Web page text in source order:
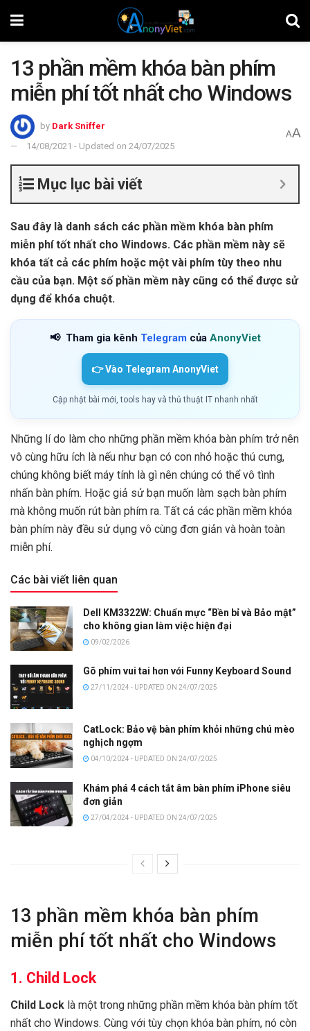
13 phần mềm khóa bàn phím
miễn phí tốt nhất cho Windows
by Dark Sniffer
14/08/2021 - Updated on 24/07/2025
AA
Mục lục bài viết
Sau đây là danh sách các phần mềm khóa bàn phím
miễn phí tốt nhất cho Windows. Các phần mềm này sẽ
khóa tất cả các phím hoặc một vài phím tùy theo nhu
cầu của bạn. Một số phần mềm này cũng có thể được sử
dụng để khóa chuột.
📢 Tham gia kênh Telegram của AnonyViet
👉 Vào Telegram AnonyViet
Cập nhật bài mới, tools hay và thủ thuật IT nhanh nhất
Những lí do làm cho những phần mềm khóa bàn phím trở nên
vô cùng hữu ích là nếu như bạn có con nhỏ hoặc thú cưng,
chúng không biết máy tính là gì nên chúng có thể vô tình
nhấn bàn phím. Hoặc giả sử bạn muốn làm sạch bàn phím
mà không muốn rút bàn phím ra. Tất cả các phần mềm khóa
bàn phím này đều sử dụng vô cùng đơn giản và hoàn toàn
miễn phí.
Các bài viết liên quan
Dell KM3322W: Chuẩn mực “Bền bỉ và Bảo mật”
cho không gian làm việc hiện đại
09/02/2026
Gõ phím vui tai hơn với Funny Keyboard Sound
27/11/2024 - UPDATED ON 24/07/2025
CatLock: Bảo vệ bàn phím khỏi những chú mèo
nghịch ngợm
04/10/2024 - UPDATED ON 24/07/2025
Khám phá 4 cách tắt âm bàn phím iPhone siêu
đơn giản
27/04/2024 - UPDATED ON 24/07/2025
13 phần mềm khóa bàn phím
miễn phí tốt nhất cho Windows
1. Child Lock
Child Lock là một trong những phần mềm khóa bàn phím tốt
nhất cho Windows. Cùng với tùy chọn khóa bàn phím, nó còn